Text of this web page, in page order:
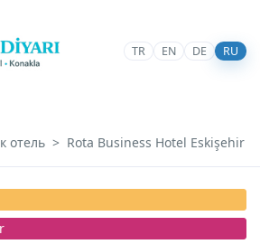
TR EN DE RU
отель Rota Business Hotel Eskişehir